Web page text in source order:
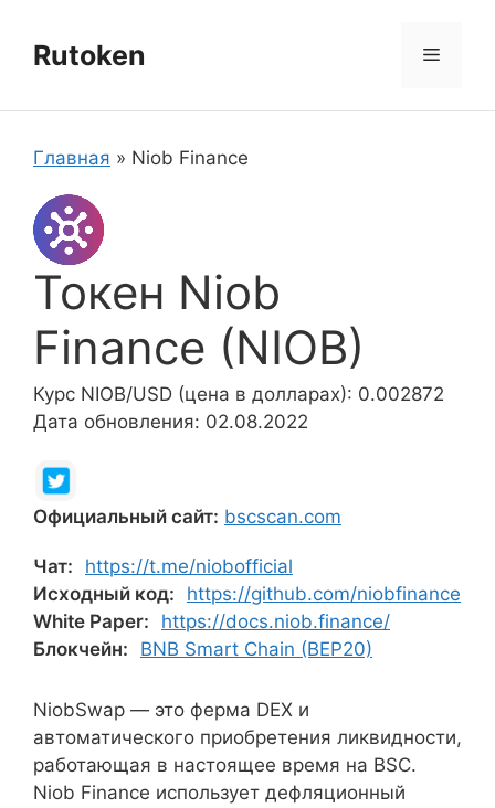
содержимому
Rutoken Меню
Главная » Niob Finance
Токен Niob
Finance (NIOB)
Курс NIOB/USD (цена в долларах): 0.002872
Дата обновления: 02.08.2022
Официальный сайт: bscscan.com
Чат:
https://t.me/niobofficial
Исходный код:
https://github.com/niobfinance
White Paper:
https://docs.niob.finance/
Блокчейн:
BNB Smart Chain (BEP20)
NiobSwap — это ферма DEX и
автоматического приобретения ликвидности,
работающая в настоящее время на BSC.
Niob Finance использует дефляционный